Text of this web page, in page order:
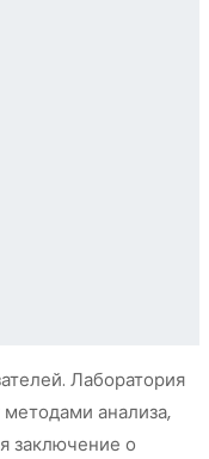
Лаборатория
анализа,
заключение о